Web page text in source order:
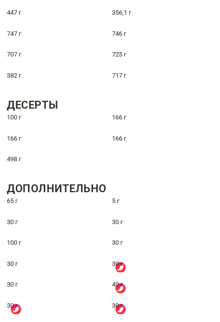
447 г 356,1 г
747 г 746 г
707 г 725 г
382 г 717 г
ДЕСЕРТЫ
100 г 166 г
166 г 166 г
498 г
ДОПОЛНИТЕЛЬНО
65 г 5 г
30 г 30 г
100 г 30 г
30 г 30 г
30 г 40 г
30 г 30 г